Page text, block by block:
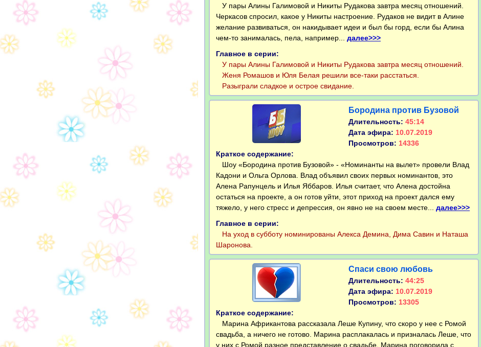
У пары Алины Галимовой и Никиты Рудакова завтра месяц отношений.
Черкасов спросил, какое у Никиты настроение. Рудаков не видит в Алине
желание развиваться, он накидывает идеи и был бы горд, если бы Алина
чем-то занималась, пела, например... далее>>>
Главное в серии:
У пары Алины Галимовой и Никиты Рудакова завтра месяц отношений.
Женя Ромашов и Юля Белая решили все-таки расстаться.
Разыграли сладкое и острое свидание.
Бородина против Бузовой
Длительность: 45:14
Дата эфира: 10.07.2019
Просмотров: 14336
Краткое содержание:
Шоу «Бородина против Бузовой» - «Номинанты на вылет» провели Влад
Кадони и Ольга Орлова. Влад объявил своих первых номинантов, это
Алена Рапунцель и Илья Яббаров. Илья считает, что Алена достойна
остаться на проекте, а он готов уйти, этот приход на проект дался ему
тяжело, у него стресс и депрессия, он явно не на своем месте... далее>>>
Главное в серии:
На уход в субботу номинированы Алекса Демина, Дима Савин и Наташа
Шаронова.
Спаси свою любовь
Длительность: 44:25
Дата эфира: 10.07.2019
Просмотров: 13305
Краткое содержание:
Марина Африкантова рассказала Леше Купину, что скоро у нее с Ромой
свадьба, а ничего не готово. Марина расплакалась и призналась Леше, что
у них с Ромой разное представление о свадьбе. Марина поговорила с